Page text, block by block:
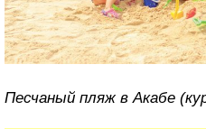
Песчаный пляж в Акабе